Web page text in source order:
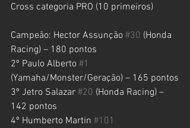
Cross categoria PRO (10 primeiros)
Campeão: Hector Assunção #30 (Honda
Racing) – 180 pontos
2º Paulo Alberto #1
(Yamaha/Monster/Geração) – 165 pontos
3º Jetro Salazar #20 (Honda Racing) –
142 pontos
4º Humberto Martin #101